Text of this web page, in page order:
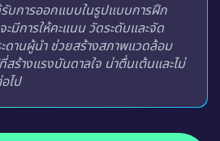
บการออกแบบในรูปแบบการฝึก
ะมีการให้คะแนน วัดระดับและจัด
ดานผู้นำ ช่วยสร้างสภาพแวดล้อม
สร้างแรงบันดาลใจ น่าตื่นเต้นและไม่
ไป